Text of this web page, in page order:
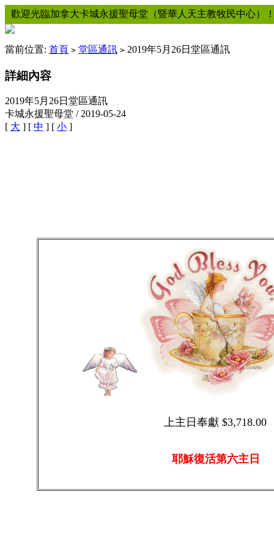
歡迎光臨加拿大卡城永援聖母堂（暨華人天主教牧民中心）
當前位置: 首頁 > 堂區通訊 > 2019年5月26日堂區通訊
詳細內容
2019年5月26日堂區通訊
卡城永援聖母堂 / 2019-05-24
[ 大 ] [ 中 ] [ 小 ]
上主日奉獻 $3,718.00
耶穌復活第六主日